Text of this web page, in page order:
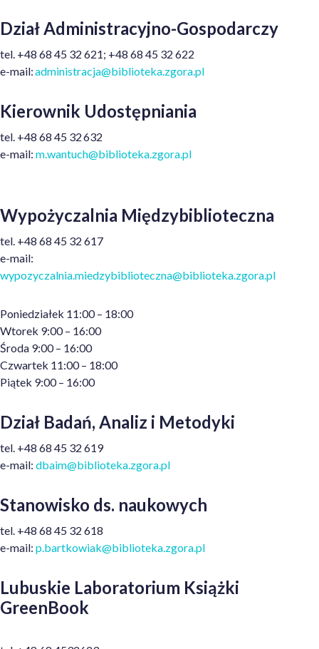
Dział Administracyjno-Gospodarczy
tel. +48 68 45 32 621; +48 68 45 32 622
e-mail:administracja@biblioteka.zgora.pl
Kierownik Udostępniania
tel. +48 68 45 32 632
e-mail: m.wantuch@biblioteka.zgora.pl
Wypożyczalnia Międzybiblioteczna
tel. +48 68 45 32 617
e-mail:
wypozyczalnia.miedzybiblioteczna@biblioteka.zgora.pl
Poniedziałek 11:00 – 18:00
Wtorek 9:00 – 16:00
Środa 9:00 – 16:00
Czwartek 11:00 – 18:00
Piątek 9:00 – 16:00
Dział Badań, Analiz i Metodyki
tel. +48 68 45 32 619
e-mail: dbaim@biblioteka.zgora.pl
Stanowisko ds. naukowych
tel. +48 68 45 32 618
e-mail: p.bartkowiak@biblioteka.zgora.pl
Lubuskie Laboratorium Książki
GreenBook